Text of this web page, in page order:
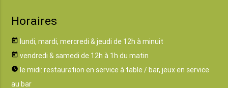
Horaires
today lundi, mardi, mercredi & jeudi de 12h à minuit
today vendredi & samedi de 12h à 1h du matin
watch_later le midi: restauration en service à table / bar, jeux en service
au bar